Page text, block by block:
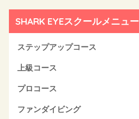
SHARK EYEスクールメニュー
ステップアップコース
上級コース
プロコース
ファンダイビング